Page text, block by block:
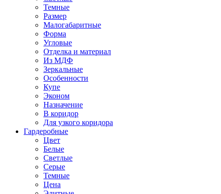
Темные
Размер
Малогабаритные
Форма
Угловые
Отделка и материал
Из МДФ
Зеркальные
Особенности
Купе
Эконом
Назначение
В коридор
Для узкого коридора
Гардеробные
Цвет
Белые
Светлые
Серые
Темные
Цена